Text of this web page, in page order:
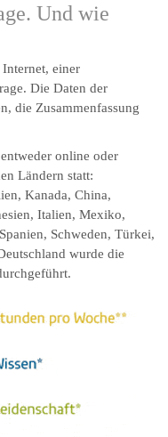
Und wie
einer
Die Daten der
die Zusammenfassung
online oder
Ländern statt:
Kanada, China,
Italien, Mexiko,
Schweden, Türkei,
wurde die